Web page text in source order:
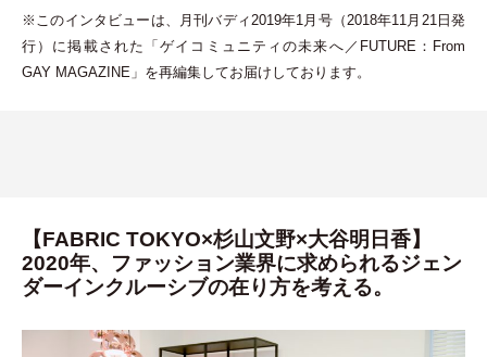
※このインタビューは、月刊バディ2019年1月号（ 2018年11月21日発
行 ） に掲載された 「ゲイコミュニティの未来へ／FUTURE：From
GAY MAGAZINE 」 を再編集してお届けしております。
【FABRIC TOKYO×杉山文野×大谷明日香】
2020年、ファッション業界に求められるジェン
ダーインクルーシブの在り方を考える。